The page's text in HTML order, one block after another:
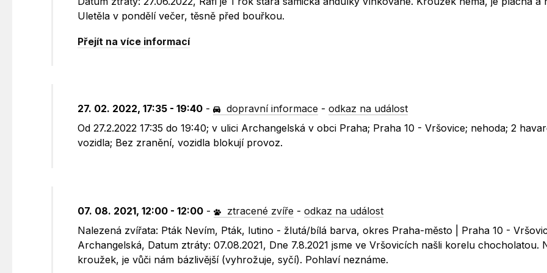
Uletěla v pondělí večer, těsně před bouřkou.
Přejít na více informací
27. 02. 2022, 17:35 - 19:40 - dopravní informace -odkaz na událost
Od 27.2.2022 17:35 do 19:40; v ulici Archangelská v obci Praha; Praha 10 - Vršovice; nehoda; 2
vozidla; Bez zranění, vozidla blokují provoz.
07. 08. 2021, 12:00 - 12:00 - ztracené zvíře -odkaz na událost
Nalezená zvířata: Pták Nevím, Pták, lutino - žlutá/bílá barva, okres Praha-město | Praha 10 -
Archangelská, Datum ztráty: 07.08.2021, Dne 7.8.2021 jsme ve Vršovicích našli korelu chocholatou.
kroužek, je vůči nám bázlivější (vyhrožuje, syčí). Pohlaví neznáme.